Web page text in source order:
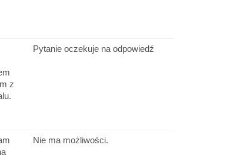
z
Pytanie oczekuje na odpowiedź
Nie ma możliwości.